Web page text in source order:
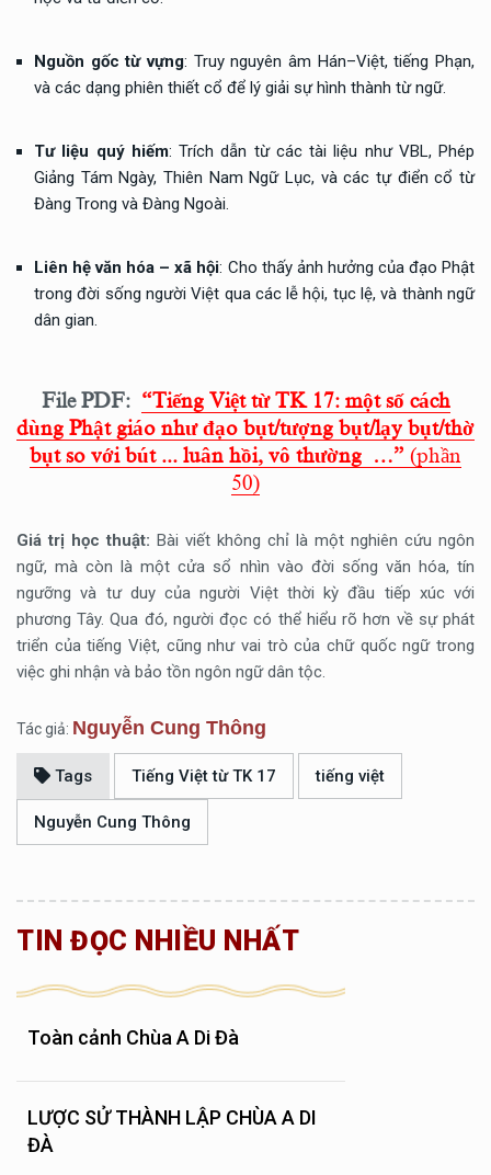
Nguồn gốc từ vựng: Truy nguyên âm Hán–Việt, tiếng Phạn,
và các dạng phiên thiết cổ để lý giải sự hình thành từ ngữ.
Tư liệu quý hiếm: Trích dẫn từ các tài liệu như VBL, Phép
Giảng Tám Ngày, Thiên Nam Ngữ Lục, và các tự điển cổ từ
Đàng Trong và Đàng Ngoài.
Liên hệ văn hóa – xã hội: Cho thấy ảnh hưởng của đạo Phật
trong đời sống người Việt qua các lễ hội, tục lệ, và thành ngữ
dân gian.
File PDF: “Tiếng Việt từ TK 17: một số cách
dùng Phật giáo như đạo bụt/tượng bụt/lạy bụt/thờ
bụt so với bút ... luân hồi, vô thường …” (phần
50)
Giá trị học thuật: Bài viết không chỉ là một nghiên cứu ngôn
ngữ, mà còn là một cửa sổ nhìn vào đời sống văn hóa, tín
ngưỡng và tư duy của người Việt thời kỳ đầu tiếp xúc với
phương Tây. Qua đó, người đọc có thể hiểu rõ hơn về sự phát
triển của tiếng Việt, cũng như vai trò của chữ quốc ngữ trong
việc ghi nhận và bảo tồn ngôn ngữ dân tộc.
Tác giả: Nguyễn Cung Thông
Tags Tiếng Việt từ TK 17 tiếng việt
Nguyễn Cung Thông
TIN ĐỌC NHIỀU NHẤT
Toàn cảnh Chùa A Di Đà
LƯỢC SỬ THÀNH LẬP CHÙA A DI
ĐÀ